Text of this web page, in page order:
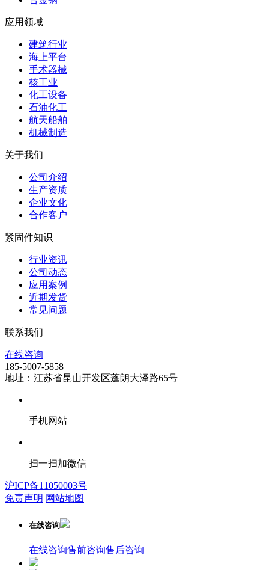
应用领域
建筑行业
海上平台
手术器械
核工业
化工设备
石油化工
航天船舶
机械制造
关于我们
公司介绍
生产资质
企业文化
合作客户
紧固件知识
行业资讯
公司动态
应用案例
近期发货
常见问题
联系我们
在线咨询
185-5007-5858
地址：江苏省昆山开发区蓬朗大泽路65号
手机网站
扫一扫加微信
沪ICP备11050003号
免责声明 网站地图
在线咨询
在线咨询售前咨询售后咨询